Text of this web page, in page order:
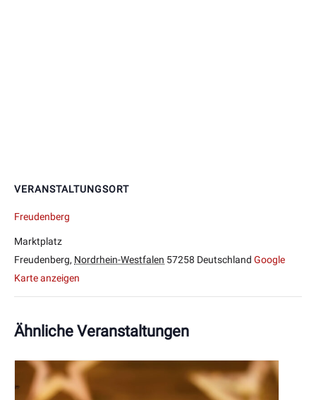
VERANSTALTUNGSORT
Freudenberg
Marktplatz
Freudenberg, Nordrhein-Westfalen 57258 Deutschland Google
Karte anzeigen
Ähnliche Veranstaltungen